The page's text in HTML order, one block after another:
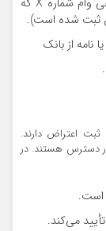
نامه از بانک
اعتراض دارند.
دسترس هستند. در
است.
می‌کند.